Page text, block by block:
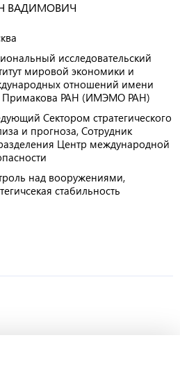
ВАДИМОВИЧ
исследовательский
мировой экономики и
отношений имени
Примакова РАН (ИМЭМО РАН)
Сектором стратегического
и прогноза, Сотрудник
Центр международной
над вооружениями,
стабильность